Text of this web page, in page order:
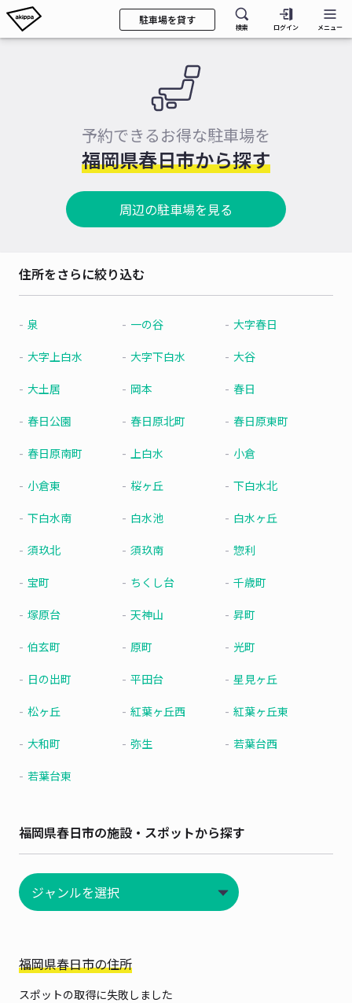
駐車場を貸す
検索 ログイン メニュー
予約できるお得な駐車場を
福岡県春日市から探す
周辺の駐車場を見る
住所をさらに絞り込む
泉 一の谷 大字春日
大字上白水 大字下白水 大谷
大土居 岡本 春日
春日公園 春日原北町 春日原東町
春日原南町 上白水 小倉
小倉東 桜ヶ丘 下白水北
下白水南 白水池 白水ヶ丘
須玖北 須玖南 惣利
宝町 ちくし台 千歳町
塚原台 天神山 昇町
伯玄町 原町 光町
日の出町 平田台 星見ヶ丘
松ヶ丘 紅葉ヶ丘西 紅葉ヶ丘東
大和町 弥生 若葉台西
若葉台東
福岡県春日市の施設・スポットから探す
福岡県春日市の住所
スポットの取得に失敗しました